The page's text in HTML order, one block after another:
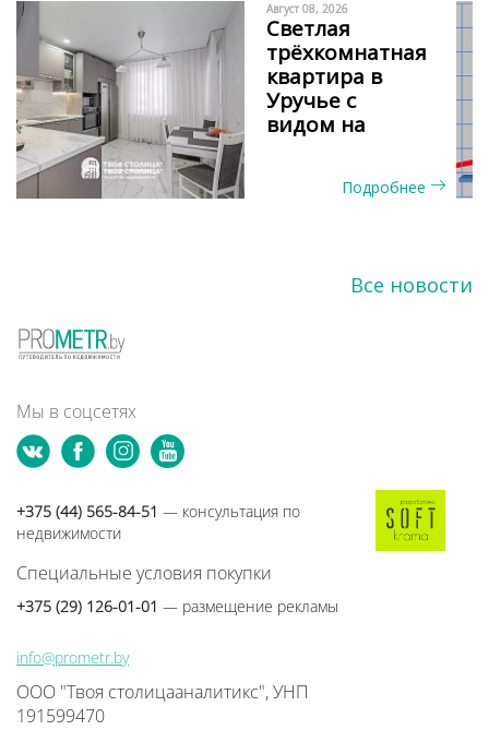
Август 08, 2026
Светлая
трёхкомнатная
квартира в
Уручье с
видом на
две стороны
Подробнее
Все новости
Мы в соцсетях
+375 (44) 565-84-51 — консультация по
недвижимости
Специальные условия покупки
+375 (29) 126-01-01 — размещение рекламы
info@prometr.by
ООО "Твоя столицааналитикс", УНП
191599470